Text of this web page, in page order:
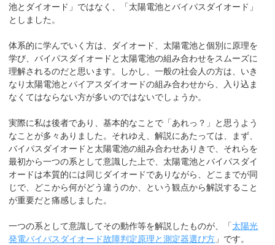
池とダイオード」ではなく、「太陽電池とバイパスダイオード」
としました。
体系的に学んでいく方は、ダイオード、太陽電池と個別に原理を
学び、バイパスダイオードと太陽電池の組み合わせをスムーズに
理解されるのだと思います。しかし、一般の社会人の方は、いき
なり太陽電池とバイアスダイオードの組み合わせから、入り込ま
なくてはならない方が多いのではないでしょうか。
実際に私は後者であり、基本的なことで「あれっ？」と思うよう
なことが多々ありました。それゆえ、解説にあたっては、まず、
バイパスダイオードと太陽電池の組み合わせありきで、それらを
最初から一つの系として意識した上で、太陽電池とバイパスダイ
オードは本質的には同じダイオードでありながら、どこまでが同
じで、どこから何がどう違うのか、という観点から解説すること
が重要だと痛感しました。
一つの系として意識してその動作等を解説したものが、「太陽光
発電バイパスダイオード故障判定原理と測定器選び方 」です。